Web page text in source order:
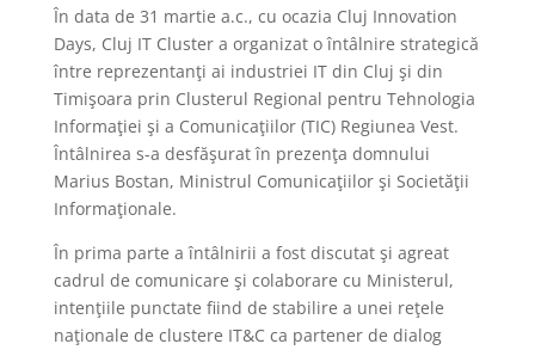
În data de 31 martie a.c., cu ocazia Cluj Innovation
Days, Cluj IT Cluster a organizat o întâlnire strategică
între reprezentanţi ai industriei IT din Cluj şi din
Timişoara prin Clusterul Regional pentru Tehnologia
Informaţiei şi a Comunicaţiilor (TIC) Regiunea Vest.
Întâlnirea s-a desfăşurat în prezenţa domnului
Marius Bostan, Ministrul Comunicaţiilor şi Societăţii
Informaţionale.
În prima parte a întâlnirii a fost discutat şi agreat
cadrul de comunicare şi colaborare cu Ministerul,
intenţiile punctate fiind de stabilire a unei reţele
naţionale de clustere IT&C ca partener de dialog